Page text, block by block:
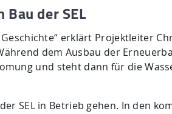
der SEL
erklärt Projektleiter
dem Ausbau der
und steht dann für die
SEL in Betrieb gehen. In den